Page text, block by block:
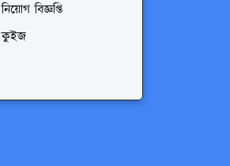
নিয়োগ বিজ্ঞপ্তি
কুইজ